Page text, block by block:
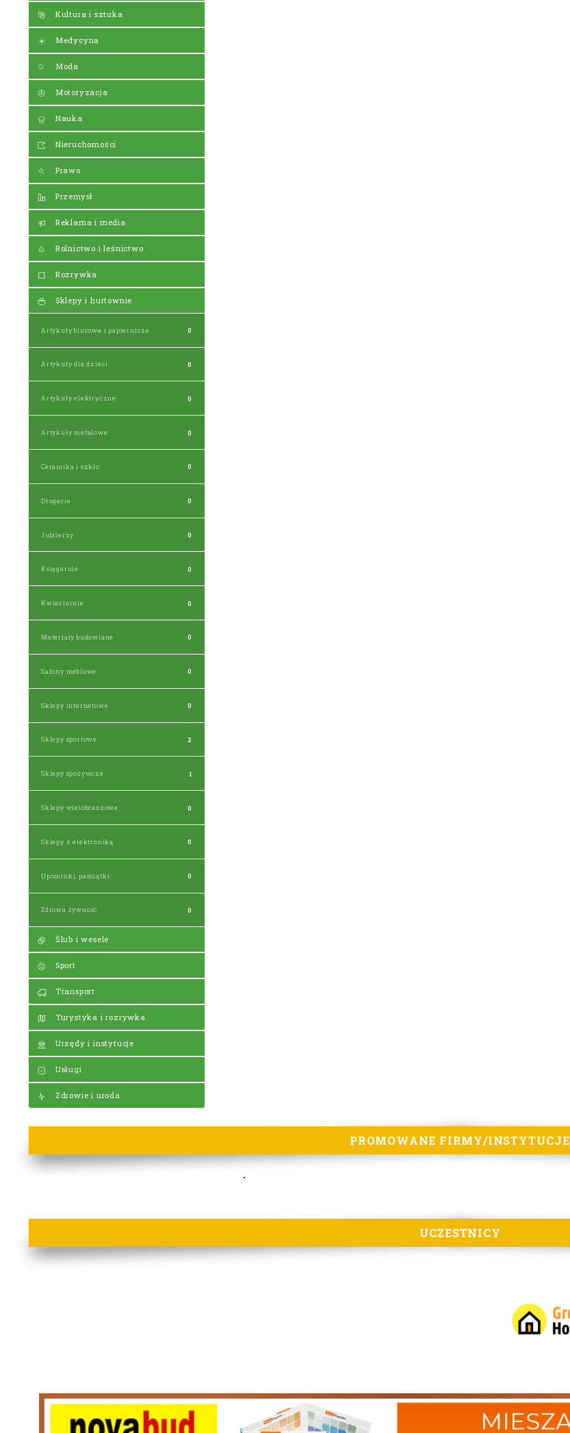
Kultura i sztuka
Medycyna
Moda
Motoryzacja
Nauka
Nieruchomości
Prawo
Przemysł
Reklama i media
Rolnictwo i leśnictwo
Rozrywka
Sklepy i hurtownie
Artykuły biurowe i papiernicze 0
Artykuły dla dzieci 0
Artykuły elektryczne 0
Artykuły metalowe 0
Ceramika i szkło 0
Drogerie 0
Jubilerzy 0
Księgarnie 0
Kwiaciarnie 0
Materiały budowlane 0
Salony meblowe 0
Sklepy internetowe 0
Sklepy sportowe 2
Sklepy spożywcze 1
Sklepy wielobranżowe 0
Sklepy z elektroniką 0
Upominki, pamiątki 0
Zdrowa żywność 0
Ślub i wesele
Sport
Transport
Turystyka i rozrywka
Urzędy i instytucje
Usługi
Zdrowie i uroda
PROMOWANE FIRMY/INSTYTUCJE
UCZESTNICY